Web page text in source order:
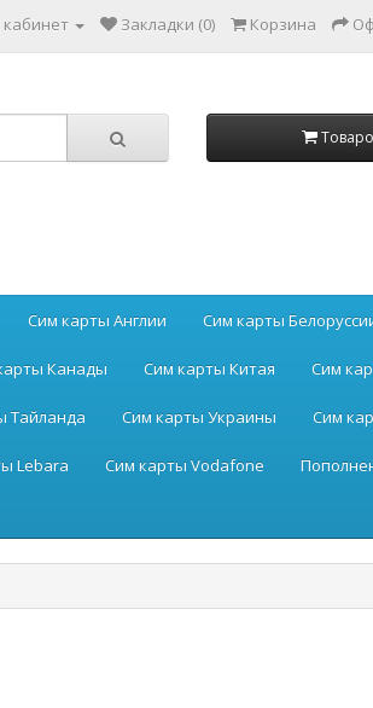
Закладки (0) Корзина
Сим карты Англии Сим карты
Канады Сим карты Китая Сим
Тайланда Сим карты Украины Сим
Lebara Сим карты Vodafone